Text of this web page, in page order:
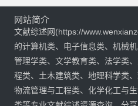
网站简介
文献综述网(https://
的计算机类、电子信息类、机械
管理学类、文学教育类、法学类
程类、土木建筑类、地理科学类
物流管理与工程类、化学化工与